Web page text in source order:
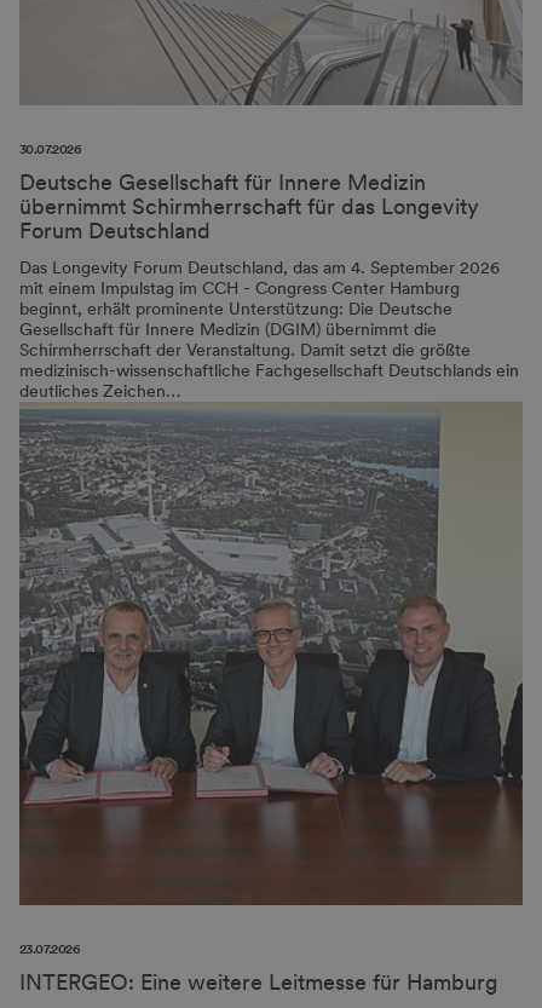
30.07.2026
Deutsche Gesellschaft für Innere Medizin
übernimmt Schirmherrschaft für das Longevity
Forum Deutschland
Das Longevity Forum Deutschland, das am 4. September 2026
mit einem Impulstag im CCH - Congress Center Hamburg
beginnt, erhält prominente Unterstützung: Die Deutsche
Gesellschaft für Innere Medizin (DGIM) übernimmt die
Schirmherrschaft der Veranstaltung. Damit setzt die größte
medizinisch-wissenschaftliche Fachgesellschaft Deutschlands ein
deutliches Zeichen…
23.07.2026
INTERGEO: Eine weitere Leitmesse für Hamburg